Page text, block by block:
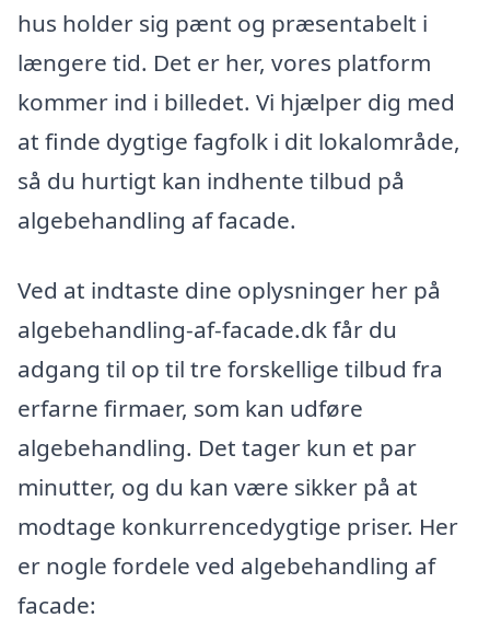
hus holder sig pænt og præsentabelt i
længere tid. Det er her, vores platform
kommer ind i billedet. Vi hjælper dig med
at finde dygtige fagfolk i dit lokalområde,
så du hurtigt kan indhente tilbud på
algebehandling af facade.
Ved at indtaste dine oplysninger her på
algebehandling-af-facade.dk får du
adgang til op til tre forskellige tilbud fra
erfarne firmaer, som kan udføre
algebehandling. Det tager kun et par
minutter, og du kan være sikker på at
modtage konkurrencedygtige priser. Her
er nogle fordele ved algebehandling af
facade: